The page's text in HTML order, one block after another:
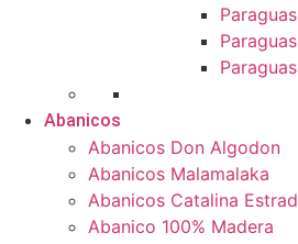
Abanicos
Abanicos Don Algodon
Abanicos Malamalaka
Abanicos Catalina
Abanico 100% Madera